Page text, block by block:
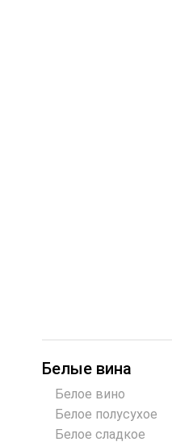
Белые вина
Белое вино
Белое полусухое
Белое сладкое